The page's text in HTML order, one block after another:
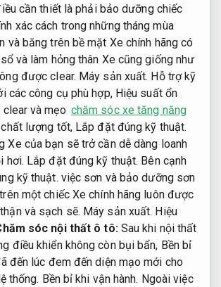
cần thiết là phải bảo dưỡng chiếc
xác cách trong những tháng mùa
và băng trên bề mặt Xe chính hãng có
và làm hỏng thân Xe cũng giống như
được clear. Máy sản xuất. Hỗ trợ kỹ
các công cụ phù hợp, Hiệu suất ổn
clear và mẹo chăm sóc xe tăng năng
chất lượng tốt, Lắp đặt đúng kỹ thuật.
Xe của bạn sẽ trở cần dễ dàng loanh
hơi. Lắp đặt đúng kỹ thuật. Bên cạnh
kỹ thuật. việc sơn và bảo dưỡng sơn
một chiếc Xe chính hãng luôn được
và sạch sẽ. Máy sản xuất. Hiệu
sóc nội thất ô tô:Sau khi nội thất
điều khiển không còn bụi bẩn, Bền bỉ
đến lúc đem đến diện mạo mới cho
thống. Bền bỉ khi vận hành. Ngoài việc